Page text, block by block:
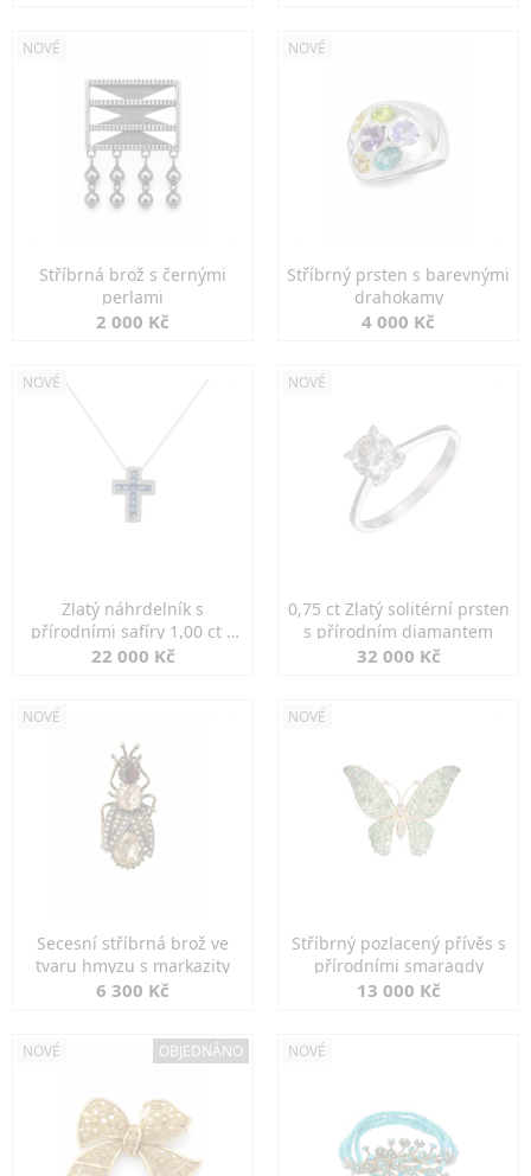
NOVÉ
Stříbrná brož s černými
perlami
2 000 Kč
NOVÉ
Stříbrný prsten s barevnými
drahokamy
4 000 Kč
NOVÉ
Zlatý náhrdelník s
přírodními safíry 1,00 ct a
diamanty
22 000 Kč
NOVÉ
0,75 ct Zlatý solitérní prsten
s přírodním diamantem
32 000 Kč
NOVÉ
Secesní stříbrná brož ve
tvaru hmyzu s markazity
6 300 Kč
NOVÉ
Stříbrný pozlacený přívěs s
přírodními smaragdy
13 000 Kč
NOVÉ OBJEDNÁNO NOVÉ